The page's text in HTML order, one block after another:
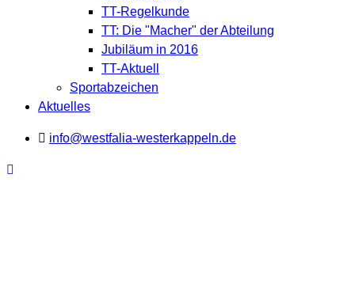
TT-Regelkunde
TT: Die "Macher" der Abteilung
Jubiläum in 2016
TT-Aktuell
Sportabzeichen
Aktuelles
info@westfalia-westerkappeln.de